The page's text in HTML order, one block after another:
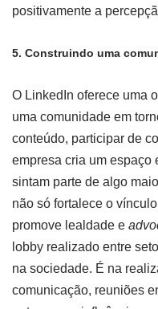
positivamente a
5. Construindo uma
O LinkedIn oferece uma
uma comunidade em
conteúdo, participar de
empresa cria um espaço
sintam parte de algo
não só fortalece o
promove lealdade e
lobby realizado entre
na sociedade. É na
comunicação, reuniões